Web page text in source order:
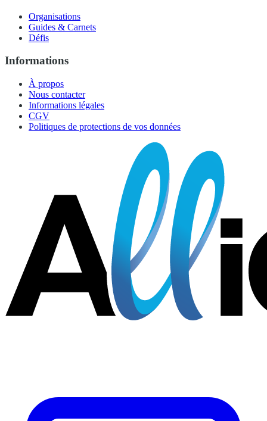
Organisations
Guides & Carnets
Défis
Informations
À propos
Nous contacter
Informations légales
CGV
Politiques de protections de vos données